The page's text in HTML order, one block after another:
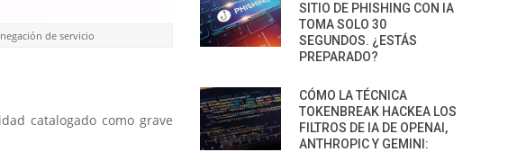
de servicio
catalogado como grave
SITIO DE PHISHING CON IA
TOMA SOLO 30
SEGUNDOS. ¿ESTÁS
PREPARADO?
CÓMO LA TÉCNICA
TOKENBREAK HACKEA LOS
FILTROS DE IA DE OPENAI,
ANTHROPIC Y GEMINI: